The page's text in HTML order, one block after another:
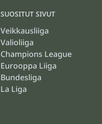
SUOSITUT SIVUT
Veikkausliiga
Valioliiga
Champions League
Eurooppa Liiga
Bundesliga
La Liga